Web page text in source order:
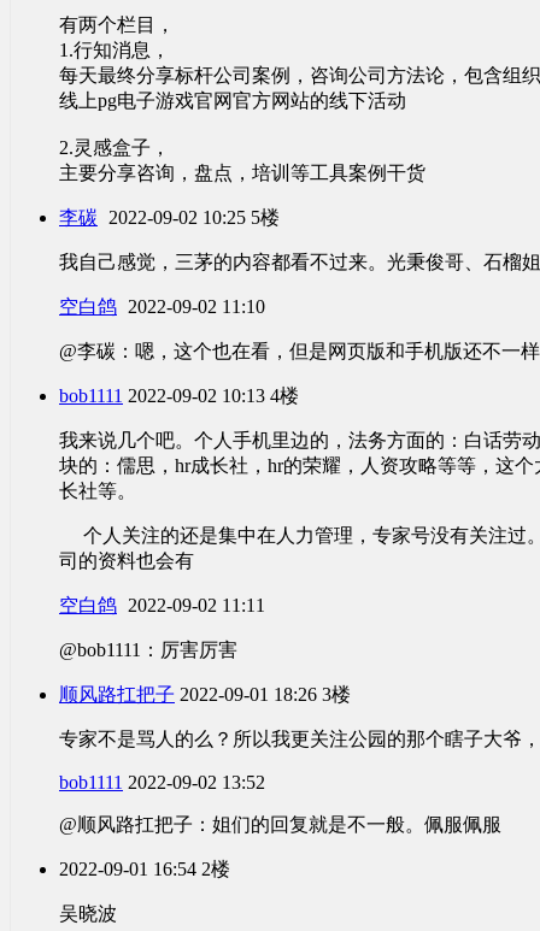
有两个栏目，
1.行知消息，
每天最终分享标杆公司案例，咨询公司方法论，包含组
线上pg电子游戏官网官方网站的线下活动
2.灵感盒子，
主要分享咨询，盘点，培训等工具案例干货
李碳 2022-09-02 10:25 5楼
我自己感觉，三茅的内容都看不过来。光秉俊哥、石榴
空白鸽 2022-09-02 11:10
@李碳：嗯，这个也在看，但是网页版和手机版还不一
bob1111 2022-09-02 10:13 4楼
我来说几个吧。个人手机里边的，法务方面的：白话劳
块的：儒思，hr成长社，hr的荣耀，人资攻略等等，这
长社等。
个人关注的还是集中在人力管理，专家号没有关注过
司的资料也会有
空白鸽 2022-09-02 11:11
@bob1111：厉害厉害
顺风路扛把子 2022-09-01 18:26 3楼
专家不是骂人的么？所以我更关注公园的那个瞎子大爷
bob1111 2022-09-02 13:52
@顺风路扛把子：姐们的回复就是不一般。佩服佩服
2022-09-01 16:54 2楼
吴晓波